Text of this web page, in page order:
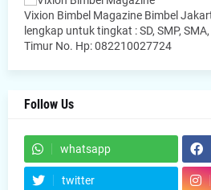
Vixion Bimbel Magazine Bimbel
lengkap untuk tingkat : SD, SMP,
Timur No. Hp: 082210027724
Follow Us
whatsapp
twitter